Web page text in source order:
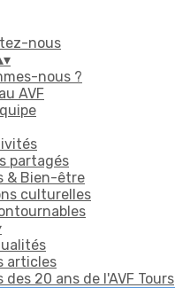
nous
▾
nous ?
AVF
partagés
& Bien-être
culturelles
articles
des 20 ans de l'AVF Tours